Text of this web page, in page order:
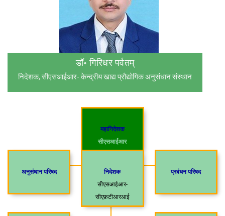
डॉ॰ गिरिधर पर्वतम्
निदेशक, सीएसआईआर- केन्द्रीय खाद्य प्रौद्योगिक अनुसंधान संस्थान
महानिदेशक
सीएसआईआर
अनुसंधान परिषद
निदेशक
सीएसआईआर-
सीएफ़टीआरआई
प्रबंधन परिषद